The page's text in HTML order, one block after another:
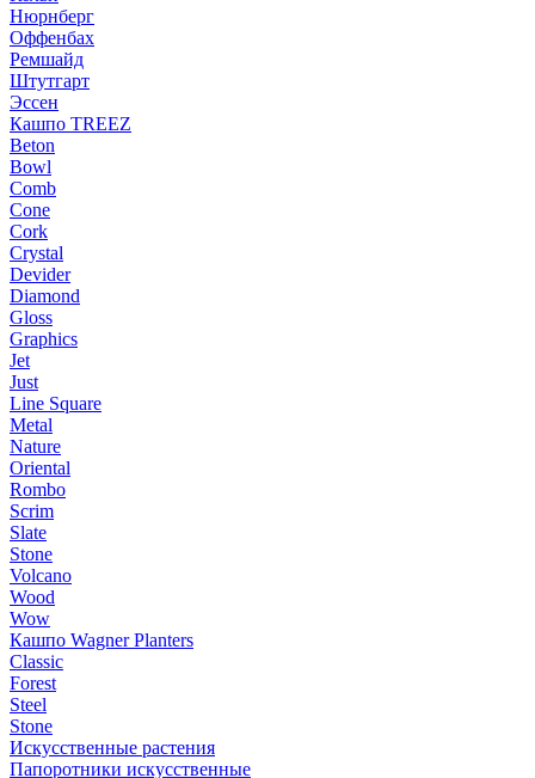
Нюрнберг
Оффенбах
Ремшайд
Штутгарт
Эссен
Кашпо TREEZ
Beton
Bowl
Comb
Cone
Cork
Crystal
Devider
Diamond
Gloss
Graphics
Jet
Just
Line Square
Metal
Nature
Oriental
Rombo
Scrim
Slate
Stone
Volcano
Wood
Wow
Кашпо Wagner Planters
Classic
Forest
Steel
Stone
Искусственные растения
Папоротники искусственные